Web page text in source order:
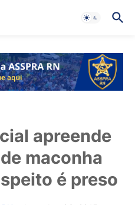
apreende
maconha
é preso